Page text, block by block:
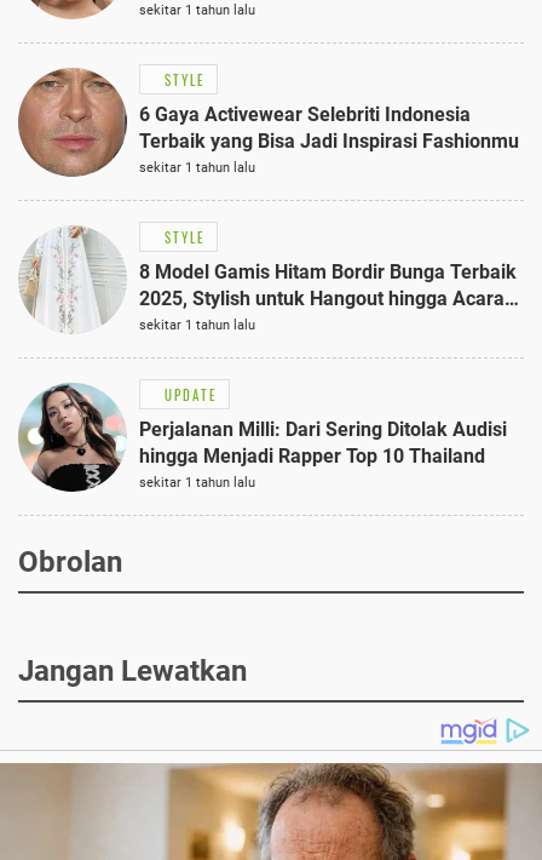
sekitar 1 tahun lalu
STYLE
6 Gaya Activewear Selebriti Indonesia
Terbaik yang Bisa Jadi Inspirasi Fashionmu
sekitar 1 tahun lalu
STYLE
8 Model Gamis Hitam Bordir Bunga Terbaik
2025, Stylish untuk Hangout hingga Acara
Semi-Formal
sekitar 1 tahun lalu
UPDATE
Perjalanan Milli: Dari Sering Ditolak Audisi
hingga Menjadi Rapper Top 10 Thailand
sekitar 1 tahun lalu
Obrolan
Jangan Lewatkan